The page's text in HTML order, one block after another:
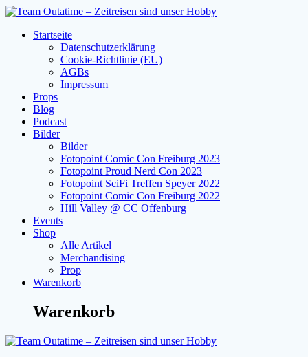
Zum
springenStartseite
Datenschutzerklärung
Cookie-Richtlinie (EU)
AGBs
Impressum
Props
Blog
Podcast
Bilder
Bilder
Fotopoint Comic Con Freiburg 2023
Fotopoint Proud Nerd Con 2023
Fotopoint SciFi Treffen Speyer 2022
Fotopoint Comic Con Freiburg 2022
Hill Valley @ CC Offenburg
Events
Shop
Alle Artikel
Merchandising
Prop
Warenkorb
Warenkorb